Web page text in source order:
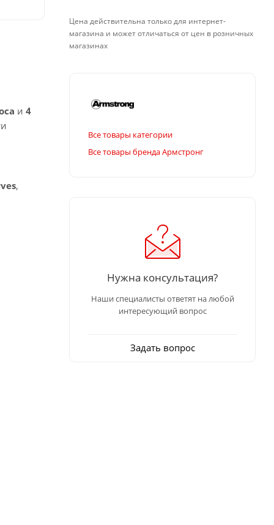
и 4
,
Цена действительна только для интернет-
магазина и может отличаться от цен в розничных
магазинах
Все товары категории
Все товары бренда Армстронг
Нужна консультация?
Наши специалисты ответят на любой
интересующий вопрос
Задать вопрос